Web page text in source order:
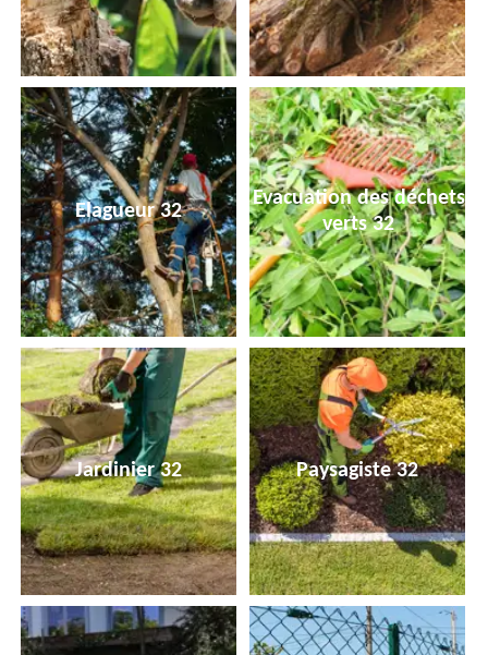
Elagueur 32
Evacuation des déchets
verts 32
Jardinier 32 Paysagiste 32